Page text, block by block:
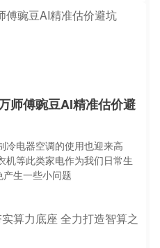
师傅豌豆AI精准估价避
冷电器空调的使用也迎来高
机等此类家电作为我们日常生
产生一些小问题